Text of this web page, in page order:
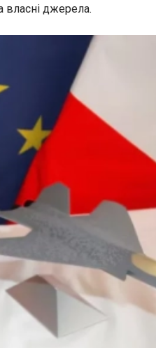
власні джерела.